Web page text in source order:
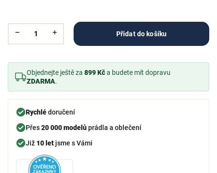
Přidat do košíku
Objednejte ještě za 899 Kča budete mít dopravu
ZDARMA.
Rychlédoručení
Přes20 000 modelůprádla a oblečení
Již 10 let jsme s Vámi